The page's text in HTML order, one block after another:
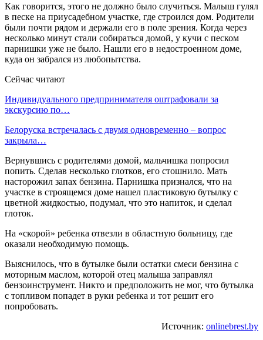
Как говорится, этого не должно было случиться. Малыш гулял
в песке на приусадебном участке, где строился дом. Родители
были почти рядом и держали его в поле зрения. Когда через
несколько минут стали собираться домой, у кучи с песком
парнишки уже не было. Нашли его в недостроенном доме,
куда он забрался из любопытства.
Сейчас читают
Индивидуального предпринимателя оштрафовали за
экскурсию по…
Белоруска встречалась с двумя одновременно – вопрос
закрыла…
Вернувшись с родителями домой, мальчишка попросил
попить. Сделав несколько глотков, его стошнило. Мать
насторожил запах бензина. Парнишка признался, что на
участке в строящемся доме нашел пластиковую бутылку с
цветной жидкостью, подумал, что это напиток, и сделал
глоток.
На «скорой» ребенка отвезли в областную больницу, где
оказали необходимую помощь.
Выяснилось, что в бутылке были остатки смеси бензина с
моторным маслом, которой отец малыша заправлял
бензоинструмент. Никто и предположить не мог, что бутылка
с топливом попадет в руки ребенка и тот решит его
попробовать.
Источник: onlinebrest.by